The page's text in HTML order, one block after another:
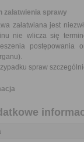
załatwienia sprawy
załatwiana jest
nie wlicza się
postępowania
spraw